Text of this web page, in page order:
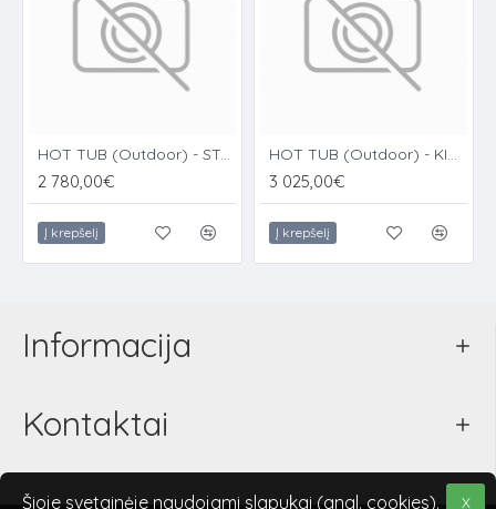
HOT TUB (Outdoor) - STANDARD EDITION
2 780,00€
Į krepšelį
HOT TUB (Outdoor) - KING SIZE
3 025,00€
Į krepšelį
Informacija
Kontaktai
X
Šioje svetainėje naudojami slapukai (angl. cookies).